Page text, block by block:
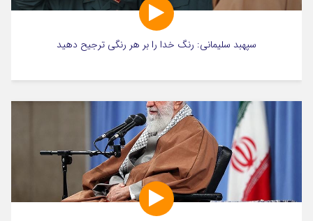
سپهبد سلیمانی: رنگ خدا را بر هر رنگی ترجیح دهید